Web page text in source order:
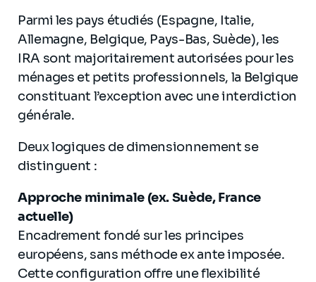
Parmi les pays étudiés (Espagne, Italie,
Allemagne, Belgique, Pays-Bas, Suède), les
IRA sont majoritairement autorisées pour les
ménages et petits professionnels, la Belgique
constituant l’exception avec une interdiction
générale.
Deux logiques de dimensionnement se
distinguent :
Approche minimale (ex. Suède, France
actuelle)
Encadrement fondé sur les principes
européens, sans méthode ex ante imposée.
Cette configuration offre une flexibilité